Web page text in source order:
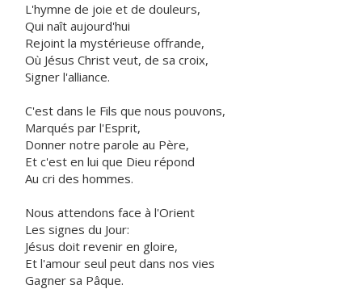
L'hymne de joie et de douleurs,
Qui naît aujourd'hui
Rejoint la mystérieuse offrande,
Où Jésus Christ veut, de sa croix,
Signer l'alliance.
C'est dans le Fils que nous pouvons,
Marqués par l'Esprit,
Donner notre parole au Père,
Et c'est en lui que Dieu répond
Au cri des hommes.
Nous attendons face à l'Orient
Les signes du Jour:
Jésus doit revenir en gloire,
Et l'amour seul peut dans nos vies
Gagner sa Pâque.